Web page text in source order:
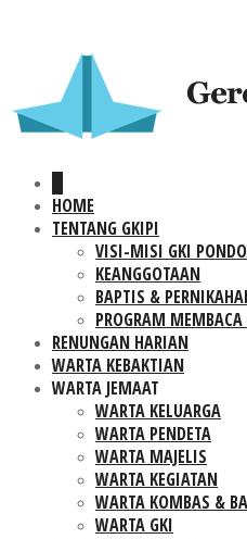
HOME
TENTANG GKIPI
VISI-MISI GKI
KEANGGOTAAN
BAPTIS &
PROGRAM
RENUNGAN HARIAN
WARTA KEBAKTIAN
WARTA JEMAAT
WARTA KELUARGA
WARTA PENDETA
WARTA MAJELIS
WARTA KEGIATAN
WARTA KOMBAS &
WARTA GKI